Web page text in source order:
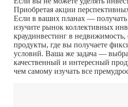
Приобретая акции
Если в ваших планах — получать
изучите рынок коллективных
краудинвестинг в
продукты, где вы получаете
условий. Ваша же задача —
качественный и интересный
чем самому изучать все